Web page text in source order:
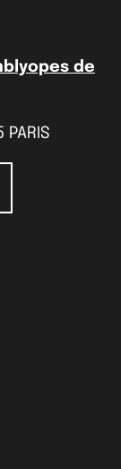
de